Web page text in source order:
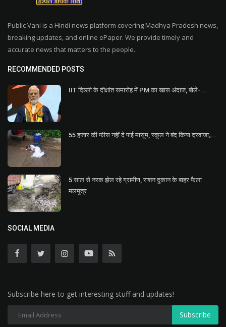
Public Vani is a Hindi news platform covering Madhya Pradesh news,
breaking updates, and online ePaper. We provide timely and
accurate news that matters to the people.
RECOMMENDED POSTS
IIT दिल्ली के दीक्षांत समारोह में PM का खास अंदाज, बोले-...
55 हजार की फीस नहीं दे पाई मासूम, स्कूल ने बंद किया दरवाजा;...
5 साल से नरक झेल रहे ग्रामीण, राशन दुकान के बाहर फैला
मलमूत्र
SOCIAL MEDIA
Subscribe here to get interesting stuff and updates!
Subscribe